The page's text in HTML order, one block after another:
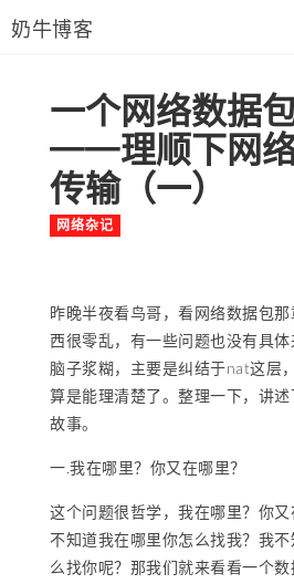
奶牛博客
首页
留言本
一个网络数据
——理顺下网
传输（一）
网络杂记
昨晚半夜看鸟哥，看网络数据包
西很零乱，有一些问题也没有具
脑子浆糊，主要是纠结于nat这层
算是能理清楚了。整理一下，讲
故事。
一.我在哪里？你又在哪里？
这个问题很哲学，我在哪里？你
不知道我在哪里你怎么找我？我
么找你呢？那我们就来看看一个